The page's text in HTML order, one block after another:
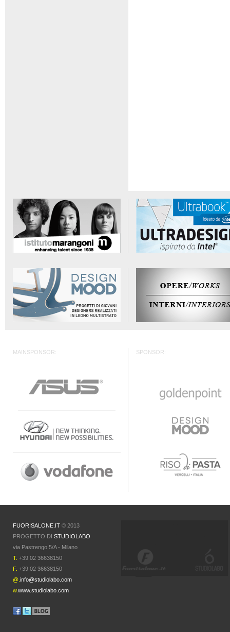
MAINSPONSOR: SPONSOR:
FUORISALONE.IT © 2013
PROGETTO DI STUDIOLABO
via Pastrengo 5/A - Milano
T. +39 02 36638150
F. +39 02 36638150
@. info@studiolabo.com
w.www.studiolabo.com